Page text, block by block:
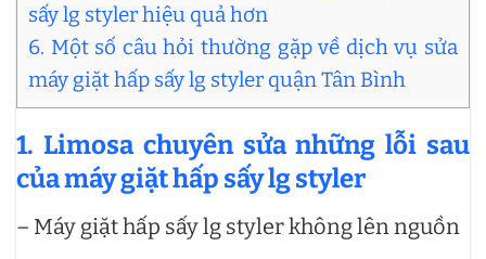
sấy lg styler hiệu quả hơn
6. Một số câu hỏi thường gặp về dịch vụ sửa
máy giặt hấp sấy lg styler quận Tân Bình
1. Limosa chuyên sửa những lỗi sau
của máy giặt hấp sấy lg styler
– Máy giặt hấp sấy lg styler không lên nguồn